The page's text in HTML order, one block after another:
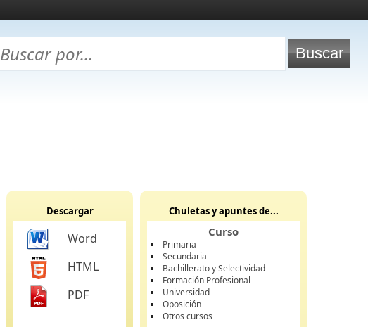
Descargar
Word
HTML
PDF
Chuletas y apuntes de...
Curso
Primaria
Secundaria
Bachillerato y Selectividad
Formación Profesional
Universidad
Oposición
Otros cursos